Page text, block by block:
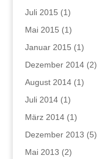
Juli 2015 (1)
Mai 2015 (1)
Januar 2015 (1)
Dezember 2014(2)
August 2014(1)
Juli 2014(1)
März 2014(1)
Dezember 2013 (5)
Mai 2013 (2)